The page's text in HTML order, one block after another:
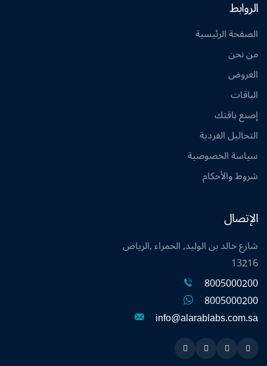
الروابط
الصفحة الرئيسية
من نحن
العروض
الباقات
إصنع باقتك
التحاليل الفردية
سياسة الخصوصية
شروط والأحكام
الإتصال
شارع خالد بن الوليد, الحمراء ,الرياض
13216
8005000200
8005000200
info@alarablabs.com.sa
Snapchat
Twitter
Linkedin
Instagram